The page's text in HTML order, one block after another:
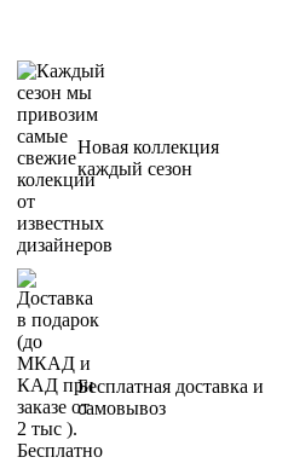
Новая коллекция
каждый сезон
Бесплатная доставка и
самовывоз